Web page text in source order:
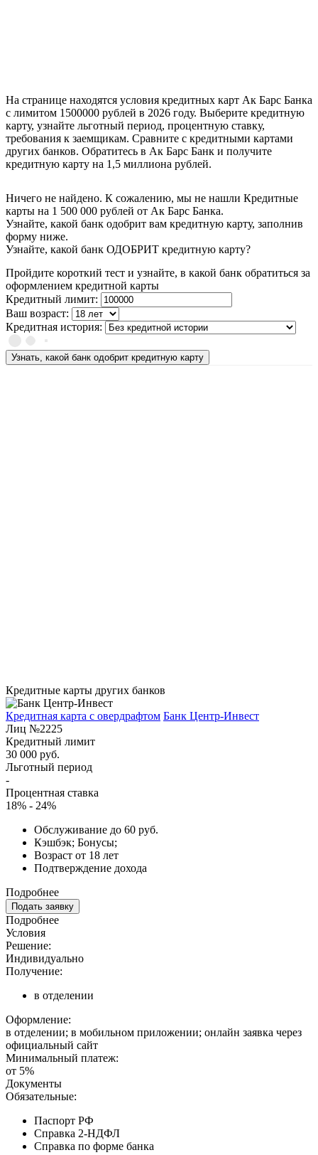
На странице находятся условия кредитных карт Ак Барс Банка
с лимитом 1500000 рублей в 2026 году. Выберите кредитную
карту, узнайте льготный период, процентную ставку,
требования к заемщикам. Сравните с кредитными картами
других банков. Обратитесь в Ак Барс Банк и получите
кредитную карту на 1,5 миллиона рублей.
Ничего не найдено. К сожалению, мы не нашли Кредитные
карты на 1 500 000 рублей от Ак Барс Банка.
Узнайте, какой банк одобрит вам кредитную карту, заполнив
форму ниже.
Узнайте, какой банк ОДОБРИТ кредитную карту?
Пройдите короткий тест и узнайте, в какой банк обратиться за
оформлением кредитной карты
Кредитный лимит:
Ваш возраст:
Кредитная история:
Узнать, какой банк одобрит кредитную карту
Кредитные карты других банков
Кредитная карта с овердрафтом Банк Центр-Инвест
Лиц №2225
Кредитный лимит
30 000 руб.
Льготный период
-
Процентная ставка
18% - 24%
Обслуживание до 60 руб.
Кэшбэк; Бонусы;
Возраст от 18 лет
Подтверждение дохода
Подробнее
Подать заявку
Подробнее
Условия
Решение:
Индивидуально
Получение:
в отделении
Оформление:
в отделении; в мобильном приложении; онлайн заявка через
официальный сайт
Минимальный платеж:
от 5%
Документы
Обязательные:
Паспорт РФ
Справка 2-НДФЛ
Справка по форме банка